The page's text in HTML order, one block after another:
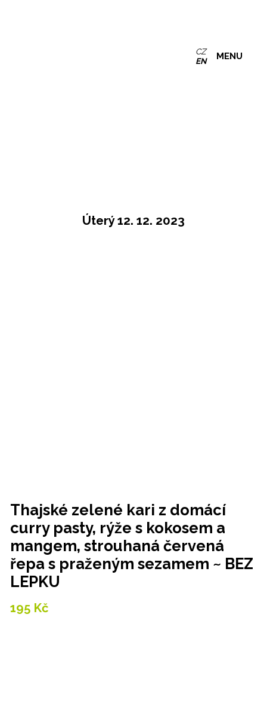
CZ
EN
MENU
Úterý 12. 12. 2023
Thajské zelené kari z domácí
curry pasty, rýže s kokosem a
mangem, strouhaná červená
řepa s praženým sezamem ~ BEZ
LEPKU
195 Kč